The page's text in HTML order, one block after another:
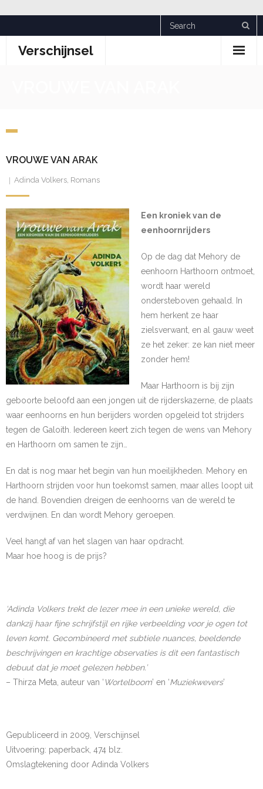
to
contentVerschijnsel
VROUWE VAN ARAK
Adinda Volkers, Romans
Een kroniek van de
eenhoornrijders
Op de dag dat Mehory de
eenhoorn Harthoorn ontmoet,
wordt haar wereld
ondersteboven gehaald. In
hem herkent ze haar
zielsverwant, en al gauw weet
ze het zeker: ze kan niet meer
zonder hem!
Maar Harthoorn is bij zijn
geboorte beloofd aan een jongen uit de rijderskazerne, de plaats
waar eenhoorns en hun berijders worden opgeleid tot strijders
tegen de Galoith. Iedereen keert zich tegen de wens van Mehory
en Harthoorn om samen te zijn…
En dat is nog maar het begin van hun moeilijkheden. Mehory en
Harthoorn strijden voor hun toekomst samen, maar alles loopt uit
de hand. Bovendien dreigen de eenhoorns van de wereld te
verdwijnen. En dan wordt Mehory geroepen.
Veel hangt af van het slagen van haar opdracht.
Maar hoe hoog is de prijs?
‘Adinda Volkers trekt de lezer mee in een unieke wereld, die
dankzij haar fijne schrijfstijl en rijke verbeelding voor je ogen tot
leven komt. Gecombineerd met subtiele nuances, beeldende
beschrijvingen en krachtige observaties is dit een fantastisch
debuut dat je moet gelezen hebben.’
– Thirza Meta, auteur van ‘Wortelboom’ en ‘Muziekwevers’
Gepubliceerd in 2009, Verschijnsel
Uitvoering: paperback, 474 blz.
Omslagtekening door Adinda Volkers